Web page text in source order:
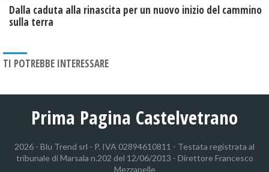
Dalla caduta alla rinascita per un nuovo inizio del cammino
sulla terra
TI POTREBBE INTERESSARE
Prima Pagina Castelvetrano
2026 - Blu Trend srl - P. IVA 02894610811 - Testata registrata al
tribunale di Marsala n.202 del 12/06/2013 - Direttore Francesco
Mezzapelle